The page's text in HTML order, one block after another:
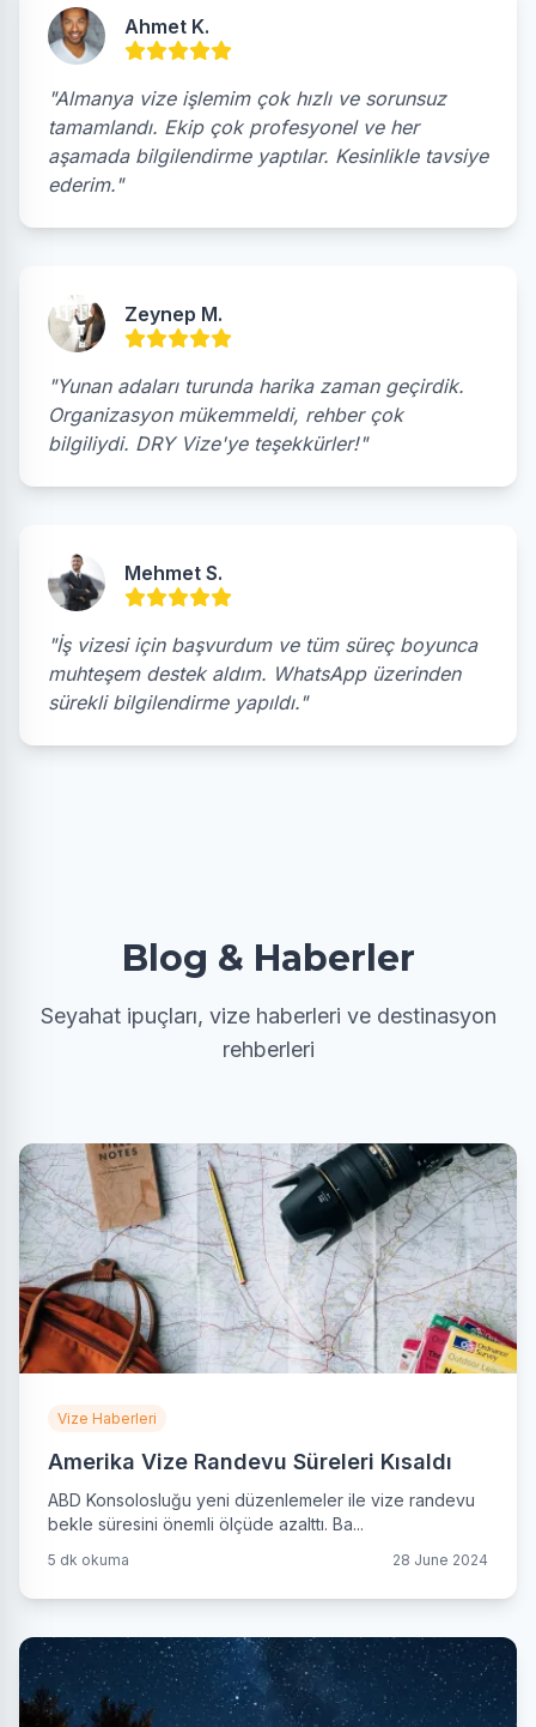
Ahmet K.
"Almanya vize işlemim çok hızlı ve sorunsuz
tamamlandı. Ekip çok profesyonel ve her
aşamada bilgilendirme yaptılar. Kesinlikle tavsiye
ederim."
Zeynep M.
"Yunan adaları turunda harika zaman geçirdik.
Organizasyon mükemmeldi, rehber çok
bilgiliydi. DRY Vize'ye teşekkürler!"
Mehmet S.
"İş vizesi için başvurdum ve tüm süreç boyunca
muhteşem destek aldım. WhatsApp üzerinden
sürekli bilgilendirme yapıldı."
Blog & Haberler
Seyahat ipuçları, vize haberleri ve destinasyon
rehberleri
Vize Haberleri
Amerika Vize Randevu Süreleri Kısaldı
ABD Konsolosluğu yeni düzenlemeler ile vize randevu
bekle süresini önemli ölçüde azalttı. Ba...
5 dk okuma 28 June 2024